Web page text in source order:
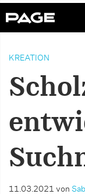
KREATION
11.03.2021 von